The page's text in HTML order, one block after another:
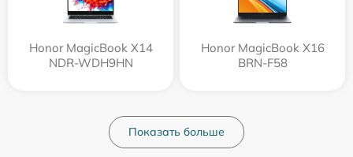
Honor MagicBook X14
NDR-WDH9HN
Honor MagicBook X16
BRN-F58
Показать больше